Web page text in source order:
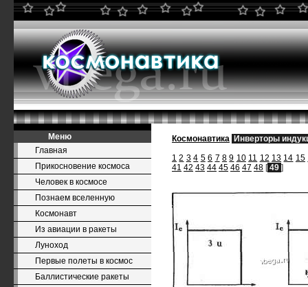
Меню
Главная
Прикосновение космоса
Человек в космосе
Познаем вселенную
Космонавт
Из авиации в ракеты
Луноход
Первые полеты в космос
Баллистические ракеты
Космонавтика Инверторы
1 2 3 4 5 6 7 8 9 10 11 12 13 14 15
41 42 43 44 45 46 47 48 [ 49 ]